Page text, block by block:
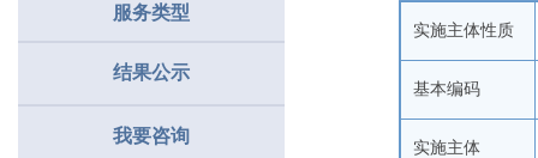
服务类型
结果公示
我要咨询
实施主体性质
基本编码
实施主体